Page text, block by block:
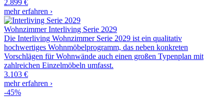
2.899 €
mehr erfahren ›
WohnzimmerInterliving Serie 2029
Die Interliving Wohnzimmer Serie 2029 ist ein qualitativ
hochwertiges Wohnmöbelprogramm, das neben konkreten
Vorschlägen für Wohnwände auch einen großen Typenplan mit
zahlreichen Einzelmöbeln umfasst.
3.103 €
mehr erfahren ›
-45%